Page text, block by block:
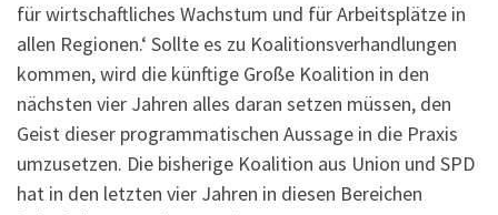
für wirtschaftliches Wachstum und für Arbeitsplätze in
allen Regionen.‘ Sollte es zu Koalitionsverhandlungen
kommen, wird die künftige Große Koalition in den
nächsten vier Jahren alles daran setzen müssen, den
Geist dieser programmatischen Aussage in die Praxis
umzusetzen. Die bisherige Koalition aus Union und SPD
hat in den letzten vier Jahren in diesen Bereichen